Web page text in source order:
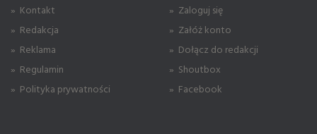
» Kontakt
» Redakcja
» Reklama
» Regulamin
» Polityka prywatności
» Zaloguj się
» Załóż konto
» Dołącz do redakcji
» Shoutbox
» Facebook